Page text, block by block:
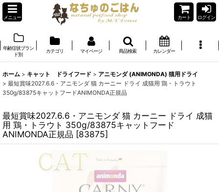
メニュー カート ログイン
年齢症状ブラン
ド別
カテゴリ マイページ 商品検索 カレンダー
ホーム > キャット ドライフード > アニモンダ (ANIMONDA) 猫用ドライ
> 最短賞味2027.6.6・アニモンダ 猫 カーニー ドライ 成猫用 鶏・トラウト
350g/83875キャットフードANIMONDA正規品
最短賞味2027.6.6・アニモンダ 猫 カーニー ドライ 成猫
用 鶏・トラウト 350g/83875キャットフード
ANIMONDA正規品 [83875]